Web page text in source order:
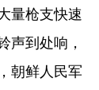
量枪支快速
声到处响，
朝鲜人民军